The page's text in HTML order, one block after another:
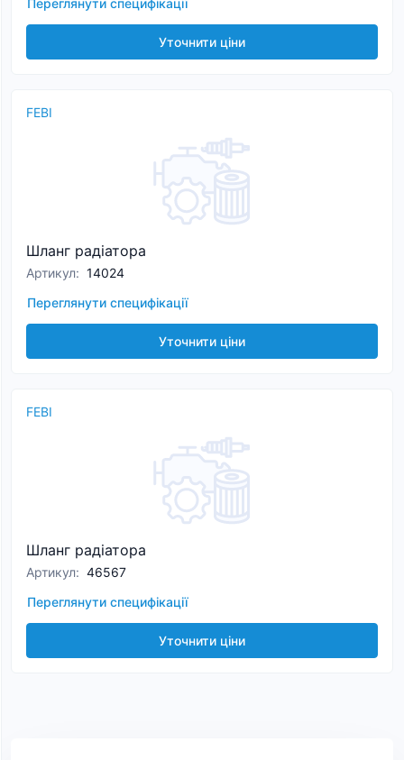
Переглянути специфікації
Уточнити ціни
FEBI
Шланг радіатора
Артикул: 14024
Переглянути специфікації
Уточнити ціни
FEBI
Шланг радіатора
Артикул: 46567
Переглянути специфікації
Уточнити ціни